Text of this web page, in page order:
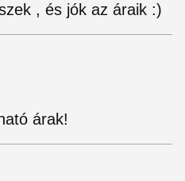
, és jók az áraik :)
árak!